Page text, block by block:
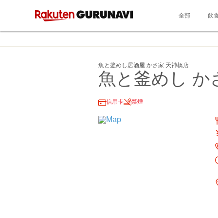
全部 飲
魚と釜めし居酒屋 かさ家 天神橋店
魚と釜めし か
信用卡 禁煙